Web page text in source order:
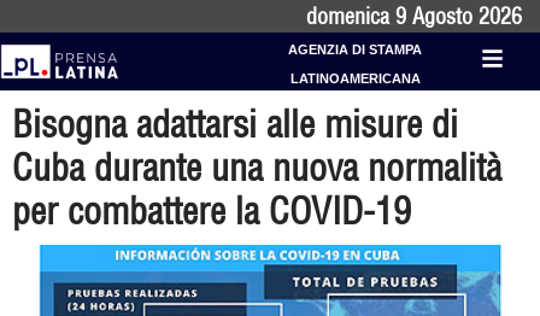
domenica 9 Agosto 2026
AGENZIA DI STAMPA
LATINOAMERICANA
Bisogna adattarsi alle misure di
Cuba durante una nuova normalità
per combattere la COVID-19